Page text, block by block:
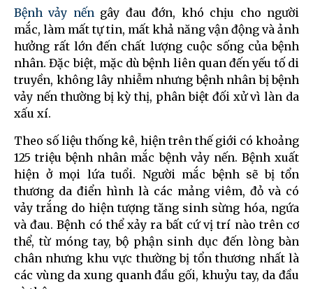
Bệnh vảy nếngây đau đớn, khó chịu cho người
mắc, làm mất tự tin, mất khả năng vận động và ảnh
hưởng rất lớn đến chất lượng cuộc sống của bệnh
nhân. Đặc biệt, mặc dù bệnh liên quan đến yếu tố di
truyền, không lây nhiễm nhưng bệnh nhân bị bệnh
vảy nến thường bị kỳ thị, phân biệt đối xử vì làn da
xấu xí.
Theo số liệu thống kê, hiện trên thế giới có khoảng
125 triệu bệnh nhân mắc bệnh vảy nến. Bệnh xuất
hiện ở mọi lứa tuổi. Người mắc bệnh sẽ bị tổn
thương da điển hình là các mảng viêm, đỏ và có
vảy trắng do hiện tượng tăng sinh sừng hóa, ngứa
và đau. Bệnh có thể xảy ra bất cứ vị trí nào trên cơ
thể, từ móng tay, bộ phận sinh dục đến lòng bàn
chân nhưng khu vực thường bị tổn thương nhất là
các vùng da xung quanh đầu gối, khuỷu tay, da đầu